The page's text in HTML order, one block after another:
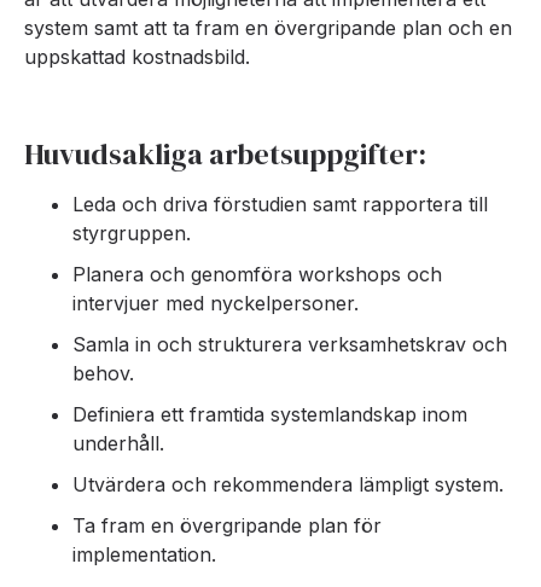
system samt att ta fram en övergripande plan och en
uppskattad kostnadsbild.
Huvudsakliga arbetsuppgifter:
Leda och driva förstudien samt rapportera till
styrgruppen.
Planera och genomföra workshops och
intervjuer med nyckelpersoner.
Samla in och strukturera verksamhetskrav och
behov.
Definiera ett framtida systemlandskap inom
underhåll.
Utvärdera och rekommendera lämpligt system.
Ta fram en övergripande plan för
implementation.